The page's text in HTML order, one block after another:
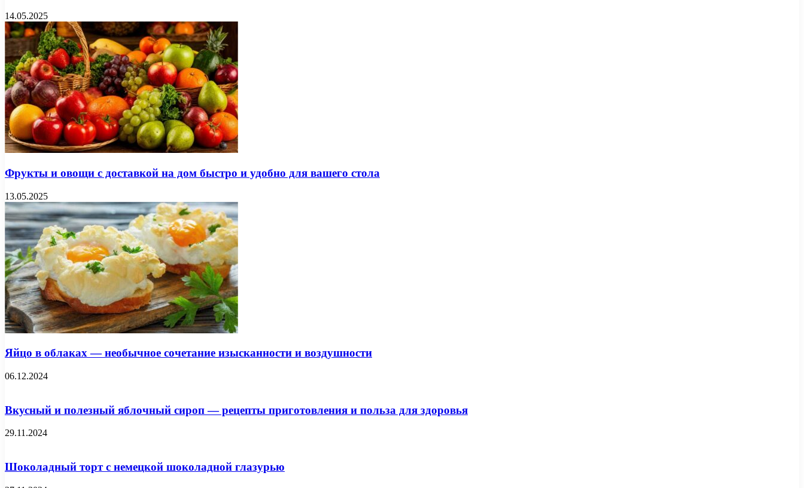
14.05.2025
Фрукты и овощи с доставкой на дом быстро и удобно для вашего стола
13.05.2025
Яйцо в облаках — необычное сочетание изысканности и воздушности
06.12.2024
Вкусный и полезный яблочный сироп — рецепты приготовления и польза для здоровья
29.11.2024
Шоколадный торт с немецкой шоколадной глазурью